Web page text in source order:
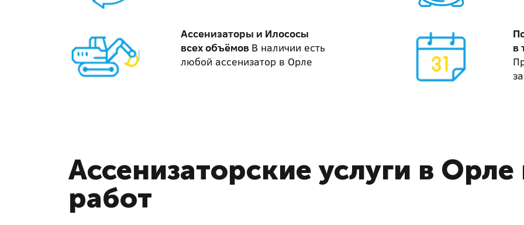
Ассенизаторы и Илососы
всех объёмов В наличии есть
любой ассенизатор в Орле
в
Ассенизаторские услуги в
работ